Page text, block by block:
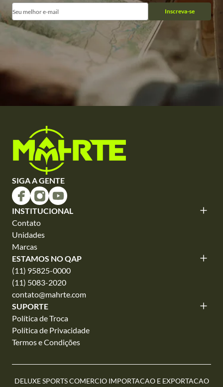
Inscreva-se
SIGA A GENTE
INSTITUCIONAL
Contato
Unidades
Marcas
ESTAMOS NO QAP
(11) 95825-0000
(11) 5083-2020
contato@mahrte.com
SUPORTE
Política de Troca
Política de Privacidade
Termos e Condições
DELUXE SPORTS COMERCIO IMPORTACAO E EXPORTACAO